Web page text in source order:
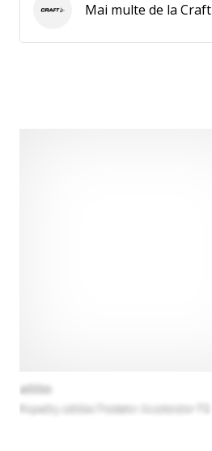
Craft Mai multe de la Craft